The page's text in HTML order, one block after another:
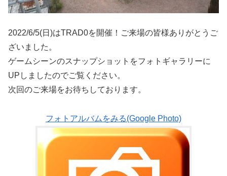
2022/6/5(日)はTRAD0を開催！ご来場の皆様ありがとうご
ざいました。
ゲームシーンのスナップショットをフォトギャラリーに
UPしましたのでご覧ください。
次回のご来場をお待ちしております。
フォトアルバムをみる(Google Photo)